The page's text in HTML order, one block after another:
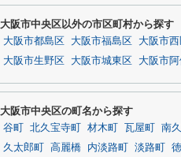
大阪市中央区以外の市区町村から探す
大阪市都島区 大阪市福島区 大阪市西
大阪市生野区
大阪市城東区 大阪市
大阪市中央区の町名から探す
谷町 北久宝寺町 材木町 瓦屋町 南
久太郎町
高麗橋 内淡路町 淡路町